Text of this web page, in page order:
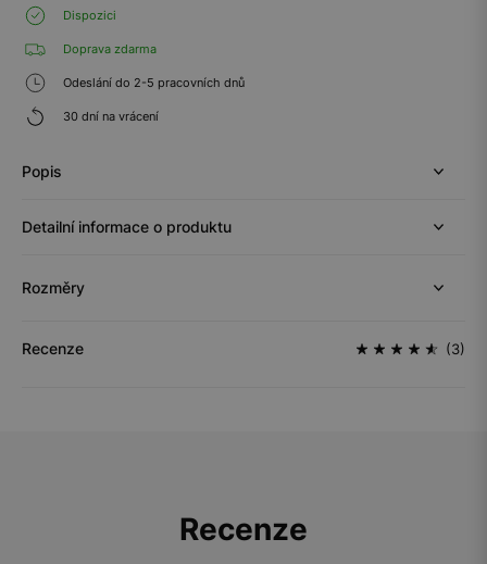
Dispozici
Doprava zdarma
Odeslání do 2-5 pracovních dnů
30 dní na vrácení
Popis
Detailní informace o produktu
Rozměry
Recenze (3)
Recenze